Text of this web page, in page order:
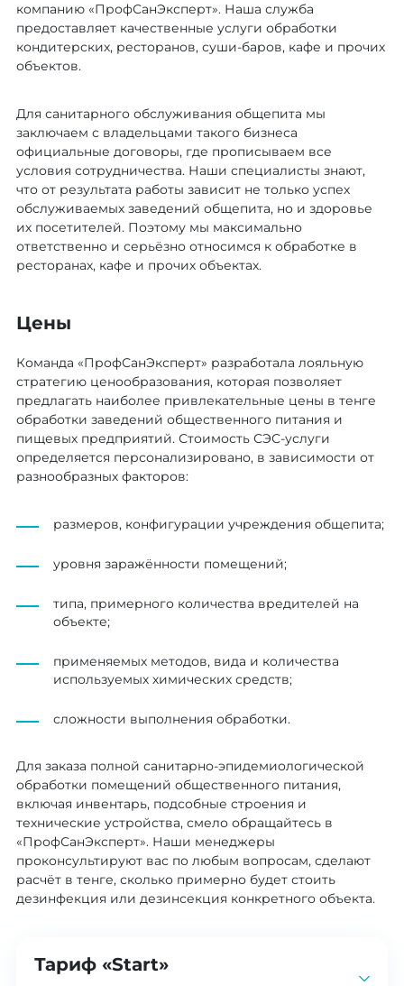
компанию «ПрофСанЭксперт». Наша служба
предоставляет качественные услуги обработки
кондитерских, ресторанов, суши-баров, кафе и прочих
объектов.
Для санитарного обслуживания общепита мы
заключаем с владельцами такого бизнеса
официальные договоры, где прописываем все
условия сотрудничества. Наши специалисты знают,
что от результата работы зависит не только успех
обслуживаемых заведений общепита, но и здоровье
их посетителей. Поэтому мы максимально
ответственно и серьёзно относимся к обработке в
ресторанах, кафе и прочих объектах.
Цены
Команда «ПрофСанЭксперт» разработала лояльную
стратегию ценообразования, которая позволяет
предлагать наиболее привлекательные цены в тенге
обработки заведений общественного питания и
пищевых предприятий. Стоимость СЭС-услуги
определяется персонализировано, в зависимости от
разнообразных факторов:
размеров, конфигурации учреждения общепита;
уровня заражённости помещений;
типа, примерного количества вредителей на
объекте;
применяемых методов, вида и количества
используемых химических средств;
сложности выполнения обработки.
Для заказа полной санитарно-эпидемиологической
обработки помещений общественного питания,
включая инвентарь, подсобные строения и
технические устройства, смело обращайтесь в
«ПрофСанЭксперт». Наши менеджеры
проконсультируют вас по любым вопросам, сделают
расчёт в тенге, сколько примерно будет стоить
дезинфекция или дезинсекция конкретного объекта.
Тариф «Start»